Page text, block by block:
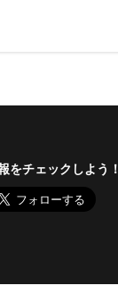
をチェックしよう！